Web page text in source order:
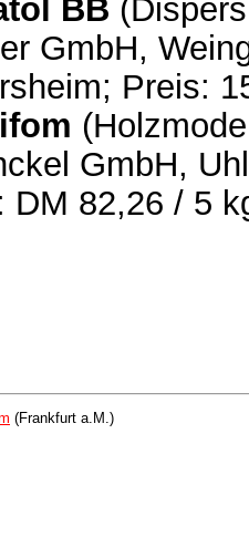
BB
GmbH,
Preis:
GmbH,
DM 82,26 / 5
(Frankfurt a.M.)